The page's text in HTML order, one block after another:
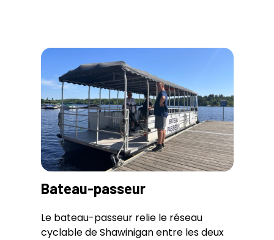
Bateau-passeur
Le bateau-passeur relie le réseau
cyclable de Shawinigan entre les deux